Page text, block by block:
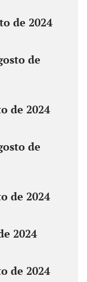
de 2024
de
de 2024
de
de 2024
2024
de 2024